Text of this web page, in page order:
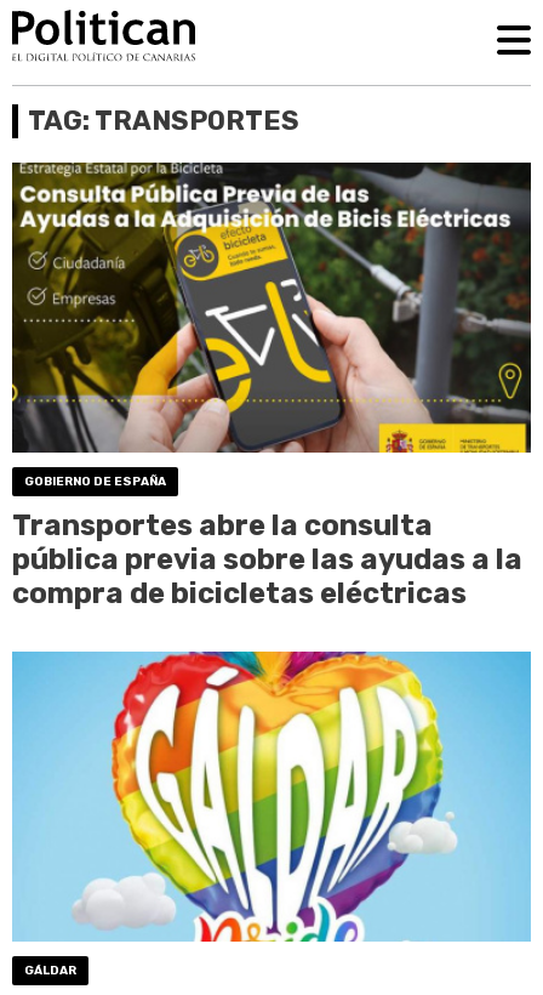
TAG: TRANSPORTES
GOBIERNO DE ESPAÑA
Transportes abre la consulta
pública previa sobre las ayudas a la
compra de bicicletas eléctricas
GÁLDAR